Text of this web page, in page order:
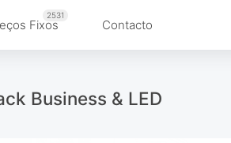
Fixos
2531
Contacto
Business & LED